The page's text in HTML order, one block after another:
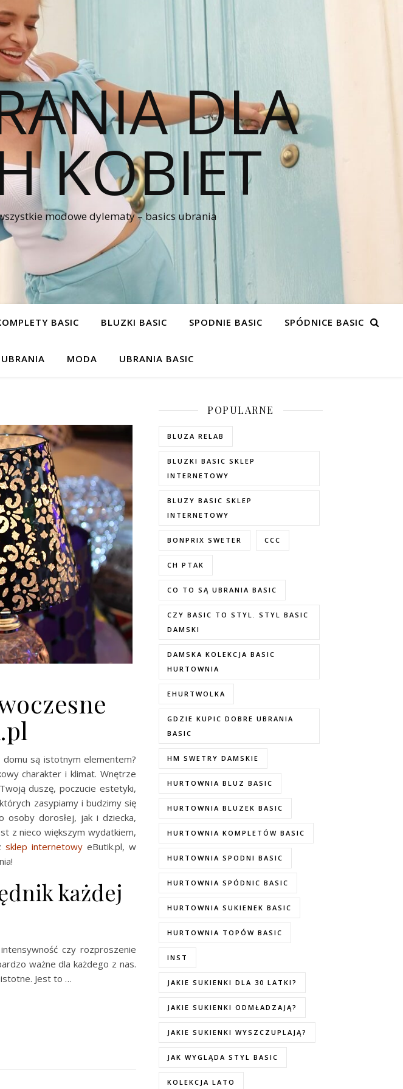
DLA
KOBIET
modowe dylematy – basics ubrania
BASIC BLUZKI BASIC SPODNIE BASIC SPÓDNICE BASIC
MODA UBRANIA BASIC
są istotnym elementem?
charakter i klimat. Wnętrze
duszę, poczucie estetyki,
zasypiamy i budzimy się
osoby dorosłej, jak i dziecka,
z nieco większym wydatkiem,
sklep internetowy eButik.pl, w
każdej
czy rozproszenie
ważne dla każdego z nas.
Jest to …
POPULARNE
BLUZA RELAB
BLUZKI BASIC SKLEP
INTERNETOWY
BLUZY BASIC SKLEP
INTERNETOWY
BONPRIX SWETER CCC
CH PTAK
CO TO SĄ UBRANIA BASIC
CZY BASIC TO STYL. STYL BASIC
DAMSKI
DAMSKA KOLEKCJA BASIC
HURTOWNIA
EHURTWOLKA
GDZIE KUPIC DOBRE UBRANIA
BASIC
HM SWETRY DAMSKIE
HURTOWNIA BLUZ BASIC
HURTOWNIA BLUZEK BASIC
HURTOWNIA KOMPLETÓW BASIC
HURTOWNIA SPODNI BASIC
HURTOWNIA SPÓDNIC BASIC
HURTOWNIA SUKIENEK BASIC
HURTOWNIA TOPÓW BASIC
INST
JAKIE SUKIENKI DLA 30 LATKI?
JAKIE SUKIENKI ODMŁADZAJĄ?
JAKIE SUKIENKI WYSZCZUPLAJĄ?
JAK WYGLĄDA STYL BASIC
KOLEKCJA LATO